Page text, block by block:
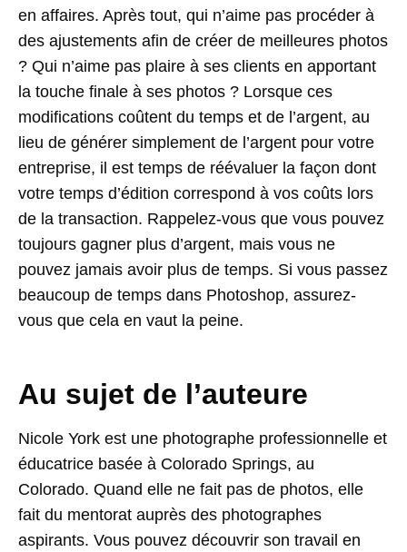
en affaires. Après tout, qui n’aime pas procéder à
des ajustements afin de créer de meilleures photos
? Qui n’aime pas plaire à ses clients en apportant
la touche finale à ses photos ? Lorsque ces
modifications coûtent du temps et de l’argent, au
lieu de générer simplement de l’argent pour votre
entreprise, il est temps de réévaluer la façon dont
votre temps d’édition correspond à vos coûts lors
de la transaction. Rappelez-vous que vous pouvez
toujours gagner plus d’argent, mais vous ne
pouvez jamais avoir plus de temps. Si vous passez
beaucoup de temps dans Photoshop, assurez-
vous que cela en vaut la peine.
Au sujet de l’auteure
Nicole York est une photographe professionnelle et
éducatrice basée à Colorado Springs, au
Colorado. Quand elle ne fait pas de photos, elle
fait du mentorat auprès des photographes
aspirants. Vous pouvez découvrir son travail en